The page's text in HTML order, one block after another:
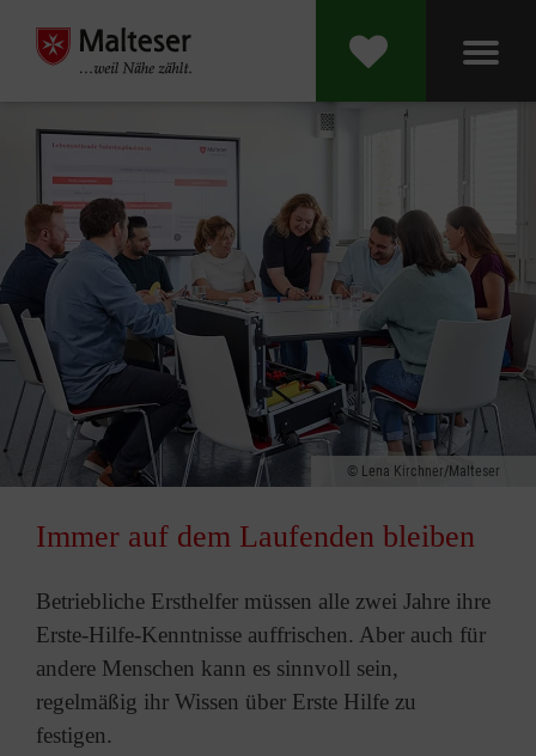
Lena Kirchner/Malteser
Immer auf dem Laufenden bleiben
Betriebliche Ersthelfer müssen alle zwei Jahre ihre
Erste-Hilfe-Kenntnisse auffrischen. Aber auch für
andere Menschen kann es sinnvoll sein,
regelmäßig ihr Wissen über Erste Hilfe zu
festigen.